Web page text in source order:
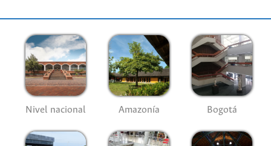
Nivel nacional Amazonía Bogotá